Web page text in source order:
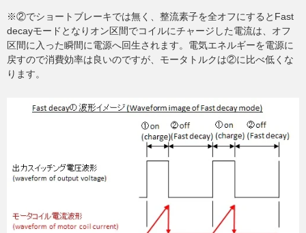
※②でショートブレーキでは無く、整流素子を全オフにするとFast
decayモードとなりオン区間でコイルにチャージした電流は、オフ
区間に入った瞬間に電源へ回生されます。電気エネルギーを電源に
戻すので消費効率は良いのですが、モータトルクは②に比べ低くな
ります。